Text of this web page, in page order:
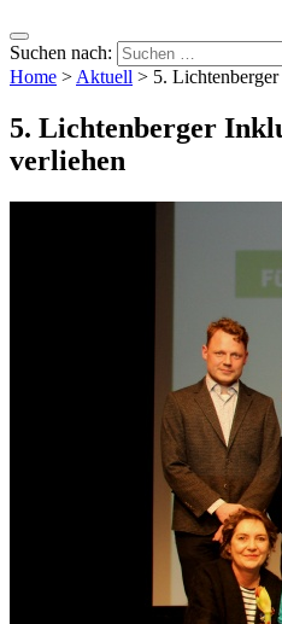
Suchen nach:
Home > Aktuell > 5.
5. Lichtenberger
verliehen